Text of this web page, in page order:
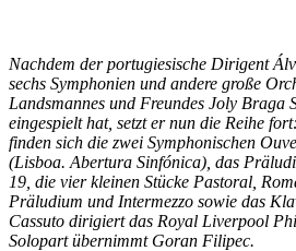
Nachdem der portugiesische Dirigent
sechs Symphonien und andere große
Landsmannes und Freundes Joly Braga
eingespielt hat, setzt er nun die Reihe
finden sich die zwei Symphonischen
(Lisboa. Abertura Sinfónica), das
19, die vier kleinen Stücke Pastoral,
Präludium und Intermezzo sowie das
Cassuto dirigiert das Royal Liverpool
Solopart übernimmt Goran Filipec.